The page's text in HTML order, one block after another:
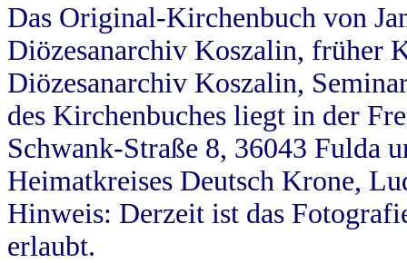
Das Original-Kirchenbuch von
Diözesanarchiv Koszalin, früher
Diözesanarchiv Koszalin,
des Kirchenbuches liegt in der
Schwank-Straße 8, 36043 Fulda
Heimatkreises Deutsch Krone,
Hinweis: Derzeit ist das
erlaubt.